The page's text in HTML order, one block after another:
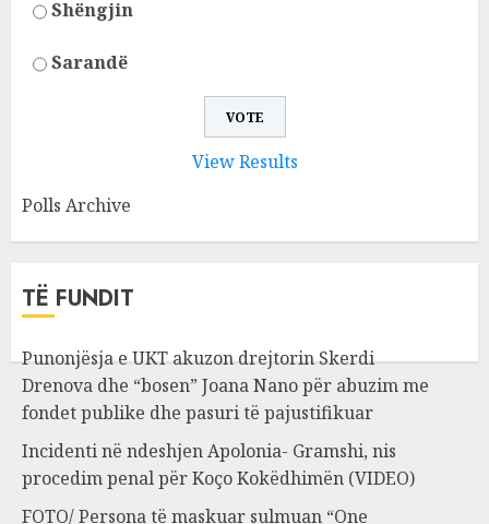
Shëngjin
Sarandë
View Results
Polls Archive
TË FUNDIT
Punonjësja e UKT akuzon drejtorin Skerdi
Drenova dhe “bosen” Joana Nano për abuzim me
fondet publike dhe pasuri të pajustifikuar
Incidenti në ndeshjen Apolonia- Gramshi, nis
procedim penal për Koço Kokëdhimën (VIDEO)
FOTO/ Persona të maskuar sulmuan “One